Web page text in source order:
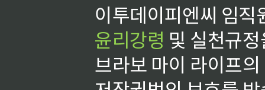
이투데이피엔씨 임
윤리강령 및 실천규
브라보 마이 라이프